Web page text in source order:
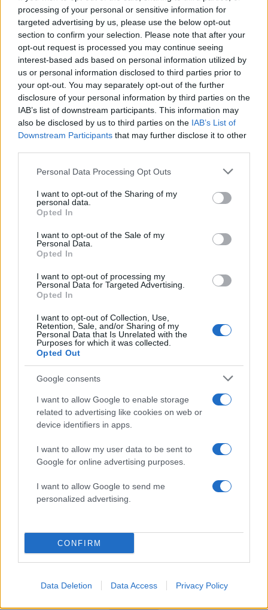
processing of your personal or sensitive information for
targeted advertising by us, please use the below opt-out
section to confirm your selection. Please note that after your
opt-out request is processed you may continue seeing
interest-based ads based on personal information utilized by
us or personal information disclosed to third parties prior to
your opt-out. You may separately opt-out of the further
disclosure of your personal information by third parties on the
IAB’s list of downstream participants. This information may
also be disclosed by us to third parties on the IAB’s List of
Downstream Participants that may further disclose it to other
Please note that this website/app uses one or more Google
not limited to your visit or usage behaviour. You may click to
grant or deny consent to Google and its third-party tags to
use your data for below specified purposes in below Google
consent section.
Personal Data Processing Opt Outs
I want to opt-out of the Sharing of my
personal data.
Opted In
I want to opt-out of the Sale of my
Personal Data.
Opted In
I want to opt-out of processing my
Personal Data for Targeted Advertising.
Opted In
I want to opt-out of Collection, Use,
Retention, Sale, and/or Sharing of my
Personal Data that Is Unrelated with the
Purposes for which it was collected.
Opted Out
Google consents
I want to allow Google to enable storage
related to advertising like cookies on web or
device identifiers in apps.
I want to allow my user data to be sent to
Google for online advertising purposes.
I want to allow Google to send me
personalized advertising.
CONFIRM
Data Deletion Data Access Privacy Policy
Σχόλια
Σχολίασε εδώ
50 /50
Υποβολή σχολίου
Πολιτική Απορρήτου
Όροι Χρήσης της Google.
Φωτιά στο Κορωπί –
Μήνυμα του 112 για
ετοιμότητα
Νέο βίντεο με τον
Μοτζτάμπα Χαμενεΐ